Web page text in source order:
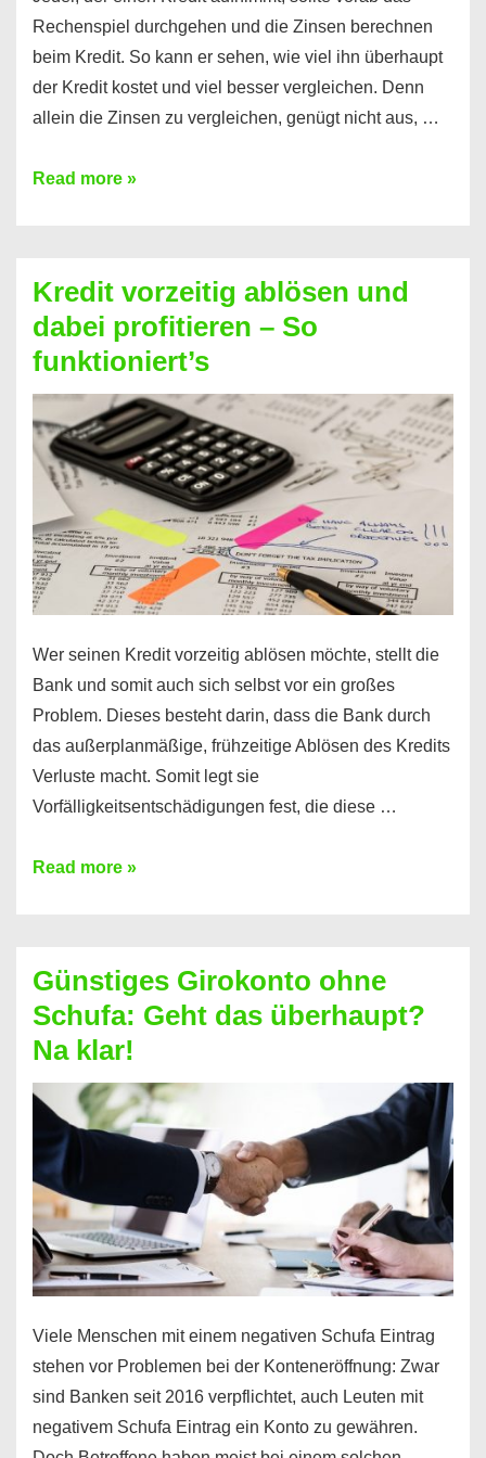
Rechenspiel durchgehen und die Zinsen berechnen
beim Kredit. So kann er sehen, wie viel ihn überhaupt
der Kredit kostet und viel besser vergleichen. Denn
allein die Zinsen zu vergleichen, genügt nicht aus, …
Ganz
Kredit
berechnen
–
Mit
diesen
Regeln!
Read more »
Kredit vorzeitig ablösen und
dabei profitieren – So
funktioniert’s
Wer seinen Kredit vorzeitig ablösen möchte, stellt die
Bank und somit auch sich selbst vor ein großes
Problem. Dieses besteht darin, dass die Bank durch
das außerplanmäßige, frühzeitige Ablösen des Kredits
Verluste macht. Somit legt sie
Vorfälligkeitsentschädigungen fest, die diese …
Kredit
dabei
profitieren
–
So
funktioniert’s
Read more »
Günstiges Girokonto ohne
Schufa: Geht das überhaupt?
Na klar!
Viele Menschen mit einem negativen Schufa Eintrag
stehen vor Problemen bei der Konteneröffnung: Zwar
sind Banken seit 2016 verpflichtet, auch Leuten mit
negativem Schufa Eintrag ein Konto zu gewähren.